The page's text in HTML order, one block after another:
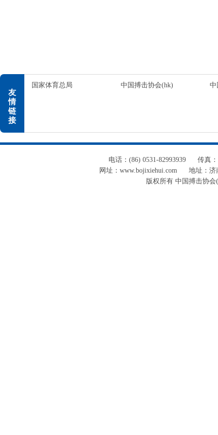
友
情
链
接
国家体育总局 中国搏击协会(hk) 中
电话：(86) 0531-82993939
传真
网址：www.bojixiehui.com
地址：济
版权所有 中国搏击协会